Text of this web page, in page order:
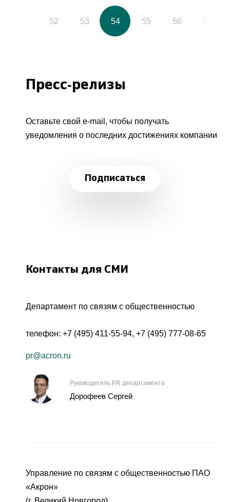
52 53 54 55 56
Пресс-релизы
Оставьте свой e-mail, чтобы получать
уведомления о последних достижениях компании
Подписаться
Контакты для СМИ
Департамент по связям с общественностью
телефон: +7 (495) 411-55-94, +7 (495) 777-08-65
pr@acron.ru
Руководитель PR департамента
Дорофеев Сергей
Управление по связям с общественностью ПАО
«Акрон»